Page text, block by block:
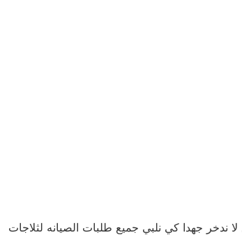
ندخر جهدا كي نلبي جميع طلبات الصيانه لثلاجات